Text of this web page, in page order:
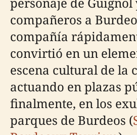
compañeros a
compañía
convirtió en un
escena cultural de la
actuando en plazas
finalmente, en los
parques de Burdeos (